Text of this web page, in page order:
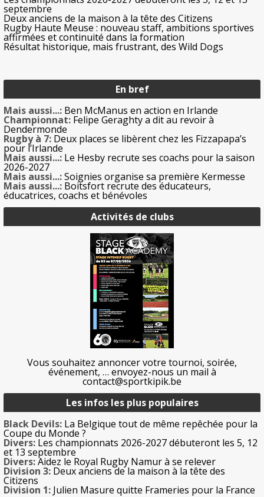
septembre
Deux anciens de la maison à la tête des Citizens
Rugby Haute Meuse : nouveau staff, ambitions sportives
affirmées et continuité dans la formation
Résultat historique, mais frustrant, des Wild Dogs
En bref
Mais aussi...: Ben McManus en action en Irlande
Championnat: Felipe Geraghty a dit au revoir à
Dendermonde
Rugby à 7: Deux places se libèrent chez les Fizzapapa’s
pour l’Irlande
Mais aussi...: Le Hesby recrute ses coachs pour la saison
2026-2027
Mais aussi...:Soignies organise sa première Kermesse
Mais aussi...: Boitsfort recrute des éducateurs,
éducatrices, coachs et bénévoles
Activités de clubs
Vous souhaitez annoncer votre tournoi, soirée,
événement, … envoyez-nous un mail à
contact@sportkipik.be
Les infos les plus populaires
Black Devils: La Belgique tout de même repêchée pour la
Coupe du Monde ?
Divers: Les championnats 2026-2027 débuteront les 5, 12
et 13 septembre
Divers:Aidez le Royal Rugby Namur à se relever
Division 3: Deux anciens de la maison à la tête des
Citizens
Division 1: Julien Masure quitte Frameries pour la France